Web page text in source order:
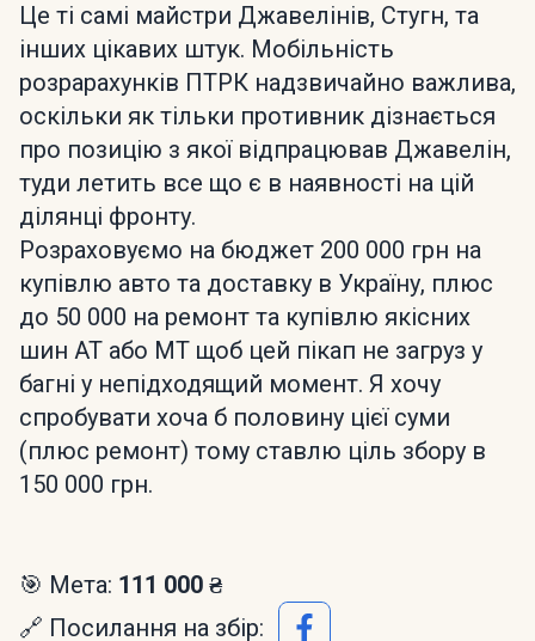
Це ті самі майстри Джавелінів, Стугн, та
інших цікавих штук. Мобільність
розрарахунків ПТРК надзвичайно важлива,
оскільки як тільки противник дізнається
про позицію з якої відпрацював Джавелін,
туди летить все що є в наявності на цій
ділянці фронту.
Розраховуємо на бюджет 200 000 грн на
купівлю авто та доставку в Україну, плюс
до 50 000 на ремонт та купівлю якісних
шин АТ або МТ щоб цей пікап не загруз у
багні у непідходящий момент. Я хочу
спробувати хоча б половину цієї суми
(плюс ремонт) тому ставлю ціль збору в
150 000 грн.
🎯 Мета: 111 000 ₴
🔗 Посилання на збір: